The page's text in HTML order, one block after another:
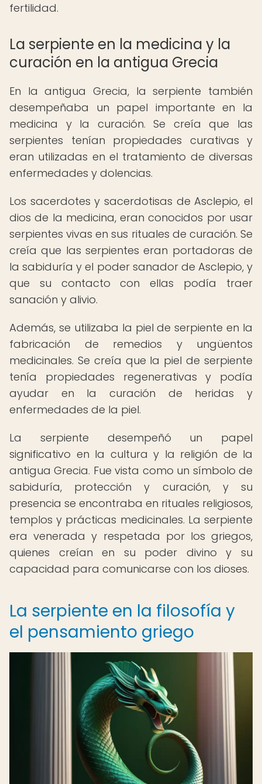
fertilidad.
La serpiente en la medicina y la
curación en la antigua Grecia
En la antigua Grecia, la serpiente también
desempeñaba un papel importante en la
medicina y la curación. Se creía que las
serpientes tenían propiedades curativas y
eran utilizadas en el tratamiento de diversas
enfermedades y dolencias.
Los sacerdotes y sacerdotisas de Asclepio, el
dios de la medicina, eran conocidos por usar
serpientes vivas en sus rituales de curación. Se
creía que las serpientes eran portadoras de
la sabiduría y el poder sanador de Asclepio, y
que su contacto con ellas podía traer
sanación y alivio.
Además, se utilizaba la piel de serpiente en la
fabricación de remedios y ungüentos
medicinales. Se creía que la piel de serpiente
tenía propiedades regenerativas y podía
ayudar en la curación de heridas y
enfermedades de la piel.
La serpiente desempeñó un papel
significativo en la cultura y la religión de la
antigua Grecia. Fue vista como un símbolo de
sabiduría, protección y curación, y su
presencia se encontraba en rituales religiosos,
templos y prácticas medicinales. La serpiente
era venerada y respetada por los griegos,
quienes creían en su poder divino y su
capacidad para comunicarse con los dioses.
La serpiente en la filosofía y
el pensamiento griego